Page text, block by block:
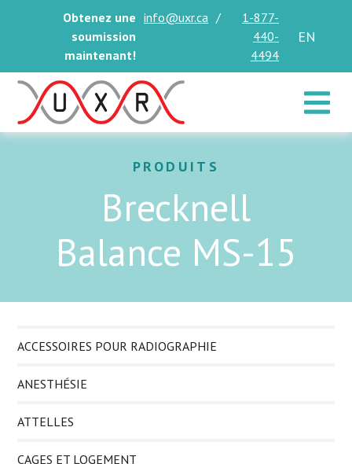
Obtenez une
soumission
maintenant!
info@uxr.ca /
1-877-
440-
4494
EN
Toggle
PRODUITS
Brecknell
Balance MS-15
ACCESSOIRES POUR RADIOGRAPHIE
ANESTHÉSIE
ATTELLES
CAGES ET LOGEMENT